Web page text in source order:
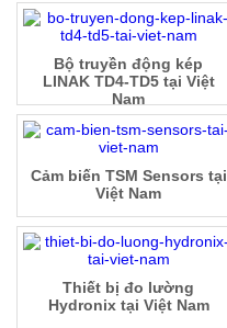
Bộ truyền động kép
LINAK TD4-TD5 tại Việt
Nam
Cảm biến TSM Sensors tại
Việt Nam
Thiết bị đo lường
Hydronix tại Việt Nam